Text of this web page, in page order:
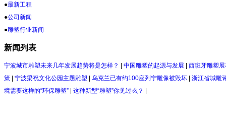
●最新工程
●公司新闻
●雕塑行业新闻
新闻列表
宁波城市雕塑未来几年发展趋势将是怎样？ 中国雕塑的起源与发展
西班牙雕塑
策
宁波梁祝文化公园主题雕塑 乌克兰已有约100座列宁雕像被毁坏
浙江省城雕
境需要这样的“环保雕塑”
这种新型“雕塑”你见过么？